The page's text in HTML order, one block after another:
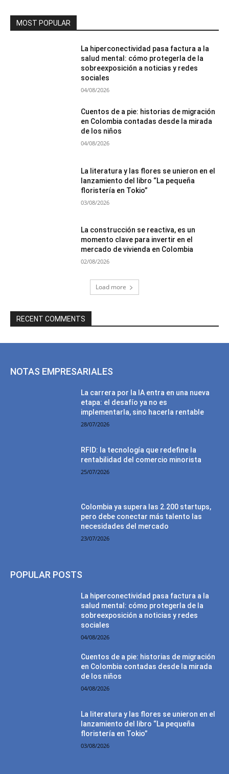
MOST POPULAR
La hiperconectividad pasa factura a la
salud mental: cómo protegerla de la
sobreexposición a noticias y redes
sociales
04/08/2026
Cuentos de a pie: historias de migración
en Colombia contadas desde la mirada
de los niños
04/08/2026
La literatura y las flores se unieron en el
lanzamiento del libro “La pequeña
floristería en Tokio”
03/08/2026
La construcción se reactiva, es un
momento clave para invertir en el
mercado de vivienda en Colombia
02/08/2026
Load more
RECENT COMMENTS
NOTAS EMPRESARIALES
La carrera por la IA entra en una nueva
etapa: el desafío ya no es
implementarla, sino hacerla rentable
28/07/2026
RFID: la tecnología que redefine la
rentabilidad del comercio minorista
25/07/2026
Colombia ya supera las 2.200 startups,
pero debe conectar más talento las
necesidades del mercado
23/07/2026
POPULAR POSTS
La hiperconectividad pasa factura a la
salud mental: cómo protegerla de la
sobreexposición a noticias y redes
sociales
04/08/2026
Cuentos de a pie: historias de migración
en Colombia contadas desde la mirada
de los niños
04/08/2026
La literatura y las flores se unieron en el
lanzamiento del libro “La pequeña
floristería en Tokio”
03/08/2026